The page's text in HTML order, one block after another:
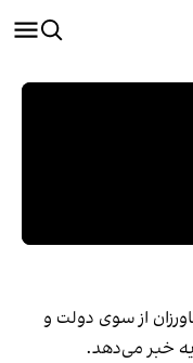
از سوی دولت و
خبر می‌دهد.